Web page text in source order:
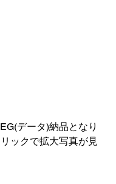
データ)納品となり
ックで拡大写真が見